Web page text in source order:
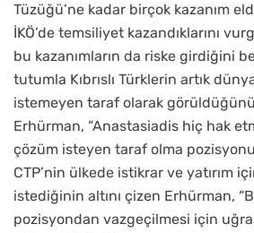
Tüzüğü’ne kadar birçok kazanım
İKÖ’de temsiliyet kazandıklarını
bu kazanımların da riske girdiğini
tutumla Kıbrıslı Türklerin artık
istemeyen taraf olarak
Erhürman, “Anastasiadis hiç hak
çözüm isteyen taraf olma
CTP’nin ülkede istikrar ve yatırım
istediğinin altını çizen Erhürman,
pozisyondan vazgeçilmesi için